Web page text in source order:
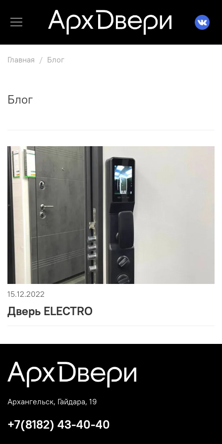
Главная Блог
Блог
15.12.2022
Дверь ELECTRO
Архангельск, Гайдара, 19
+7(8182) 43-40-40